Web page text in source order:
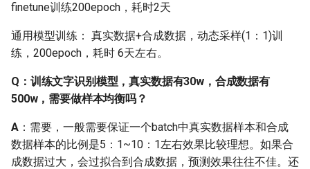
方式有几种？各自的优缺
点是什么
Q：PaddleOCR中，对于
模型预测加速，CPU加速
的途径有哪些？基于
TenorRT加速GPU对输入有
什么要求？
finetune训练200epoch，耗时2天
通用模型训练： 真实数据+合成数据，动态采样(1：1)训
练，200epoch，耗时 6天左右。
Q：训练文字识别模型，真实数据有30w，合成数据有
500w，需要做样本均衡吗？
A ：需要，一般需要保证一个batch中真实数据样本和合成
数据样本的比例是5：1~10：1左右效果比较理想。如果合
成数据过大，会过拟合到合成数据，预测效果往往不佳。还